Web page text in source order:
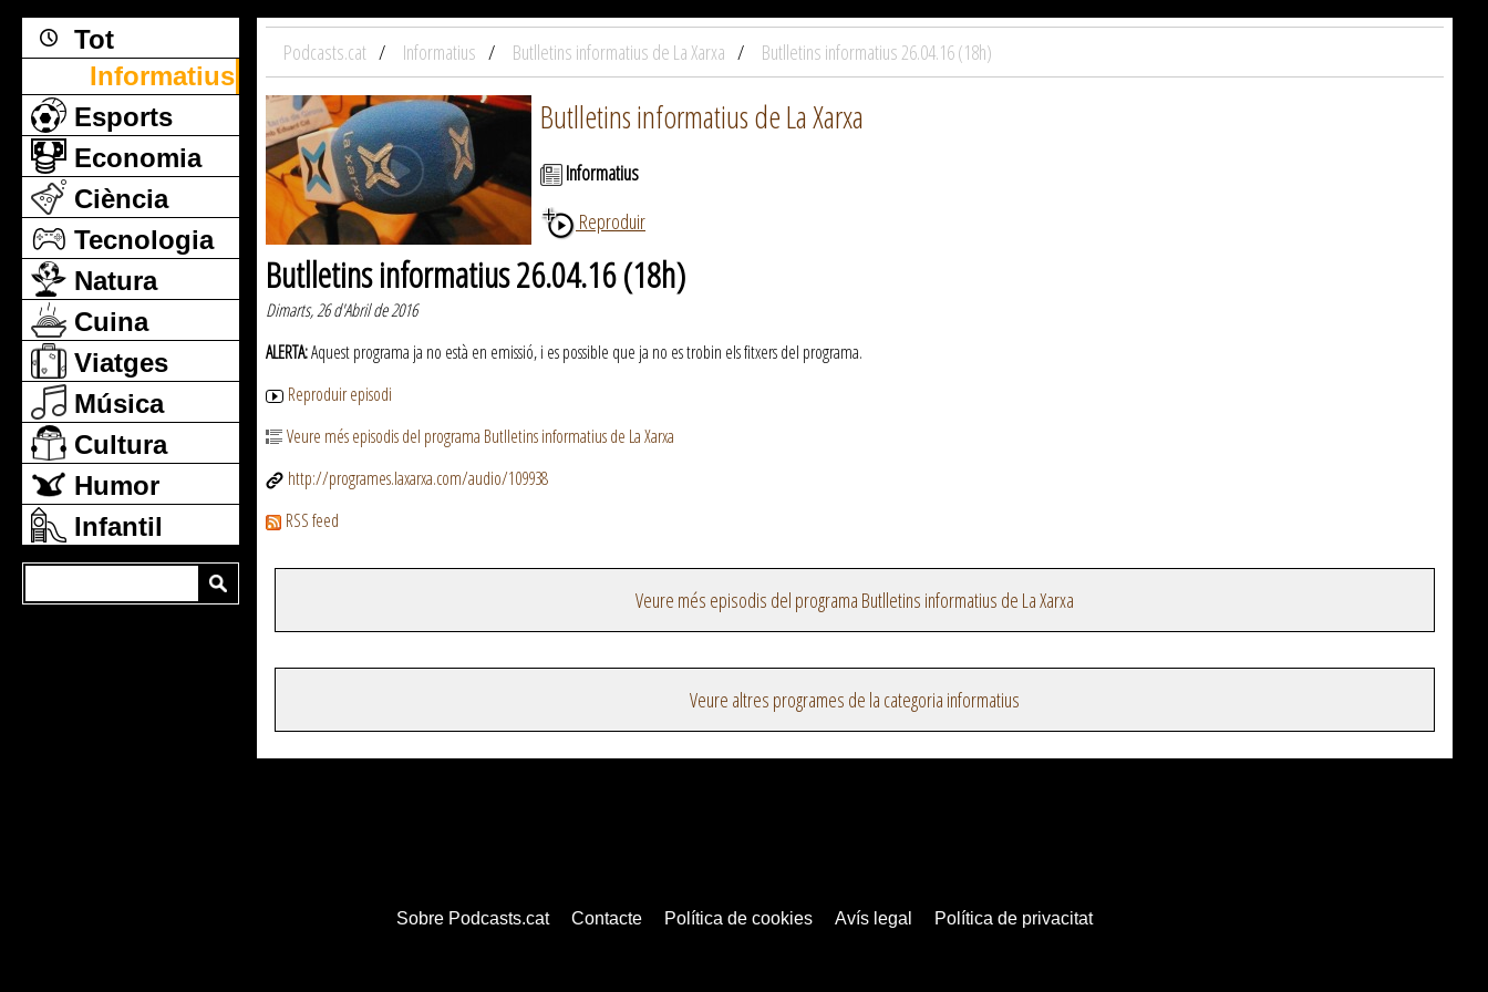
Tot
Informatius
Esports
Economia
Ciència
Tecnologia
Natura
Cuina
Viatges
Música
Cultura
Humor
Infantil
Podcasts.cat Informatius Butlletins informatius de La Xarxa Butlletins informatius 26.04.16 (18h)
Butlletins informatius de La Xarxa
Informatius
Reproduir
Butlletins informatius 26.04.16 (18h)
Dimarts, 26 d'Abril de 2016
ALERTA:Aquest programa ja no està en emissió, i es possible que ja no es trobin els fitxers del programa.
Reproduir episodi
Veure més episodis del programa Butlletins informatius de La Xarxa
http://programes.laxarxa.com/audio/109938
RSS feed
Veure més episodis del programa Butlletins informatius de La Xarxa
Veure altres programes de la categoria informatius
Sobre Podcasts.cat Contacte Política de cookies Avís legal Política de privacitat